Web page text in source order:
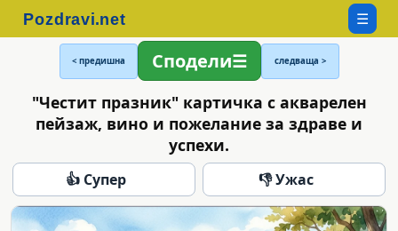
☰
< предишна Сподели следваща >
"Честит празник" картичка с акварелен
пейзаж, вино и пожелание за здраве и
успехи.
👍 Супер 👎 Ужас